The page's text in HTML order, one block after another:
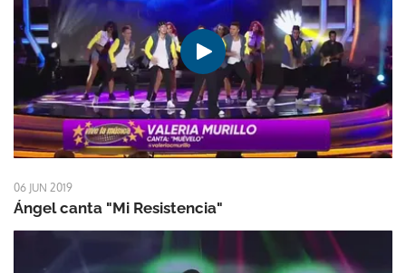
06 JUN 2019
Ángel canta "Mi Resistencia"